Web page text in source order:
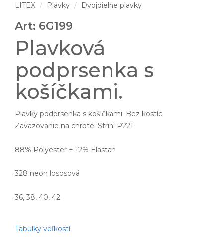
LITEX Plavky Dvojdielne plavky
Art: 6G199
Plavková
podprsenka s
košíčkami.
Plavky podprsenka s košíčkami. Bez kostíc.
Zaväzovanie na chrbte. Strih: P221
88% Polyester + 12% Elastan
328 neon lososová
36, 38, 40, 42
Tabulky veľkostí